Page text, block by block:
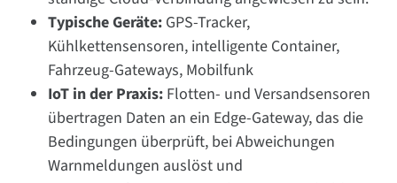
Typische Geräte: GPS-Tracker,
Kühlkettensensoren, intelligente Container,
Fahrzeug-Gateways, Mobilfunk
IoT in der Praxis: Flotten- und Versandsensoren
übertragen Daten an ein Edge-Gateway, das die
Bedingungen überprüft, bei Abweichungen
Warnmeldungen auslöst und